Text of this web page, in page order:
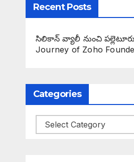
Recent Posts
సిలికాన్ వ్యాలీ నుంచి
Journey of Zoho
Categories
Categories